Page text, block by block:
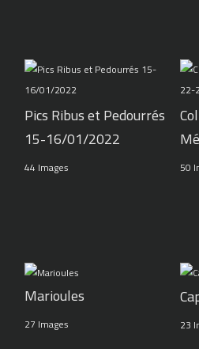
Pics Ribus et Pedourrés
15-16/01/2022
44 Images 50
Marioules
27 Images 23